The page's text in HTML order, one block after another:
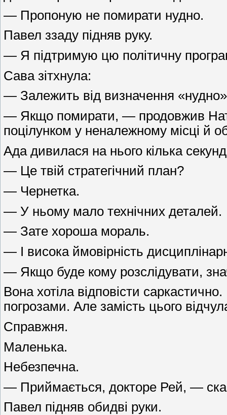
— Пропоную не помирати нудно.
Павел ззаду підняв руку.
— Я підтримую цю політичну
Сава зітхнула:
— Залежить від визначення
— Якщо помирати, — продовжив
поцілунком у неналежному місці й
Ада дивилася на нього кілька
— Це твій стратегічний план?
— Чернетка.
— У ньому мало технічних деталей.
— Зате хороша мораль.
— І висока ймовірність
— Якщо буде кому розслідувати,
Вона хотіла відповісти
погрозами. Але замість цього
Справжня.
Маленька.
Небезпечна.
— Приймається, докторе Рей, —
Павел підняв обидві руки.